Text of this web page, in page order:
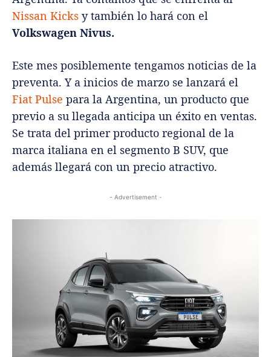
Nissan Kicks y también lo hará con el
Volkswagen Nivus.
Este mes posiblemente tengamos noticias de la
preventa. Y a inicios de marzo se lanzará el
Fiat Pulse para la Argentina, un producto que
previo a su llegada anticipa un éxito en ventas.
Se trata del primer producto regional de la
marca italiana en el segmento B SUV, que
además llegará con un precio atractivo.
- Advertisement -